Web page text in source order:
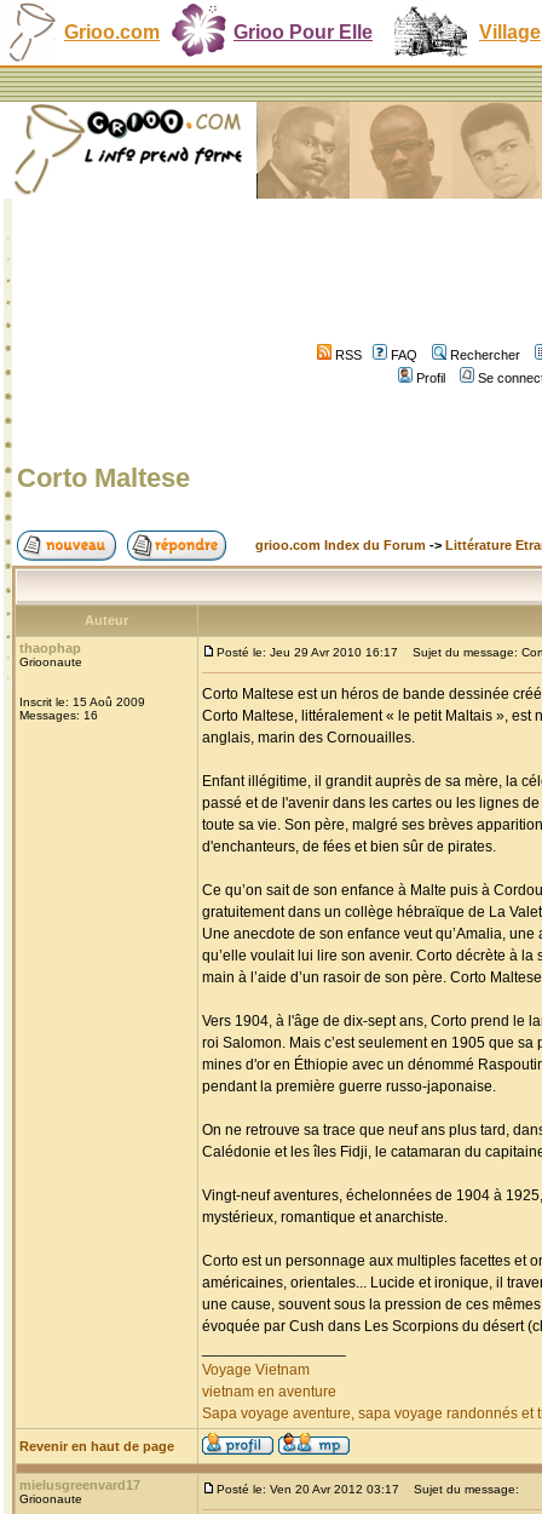
Grioo.com Grioo Pour Elle Village
RSS FAQ
Rechercher
Profil
Se
Corto Maltese
grioo.com Index du Forum -> Littérature
Auteur
thaophap
Grioonaute
Inscrit le: 15 Aoû 2009
Messages: 16
Posté le: Jeu 29 Avr 2010 16:17 Sujet du message:
Corto Maltese est un héros de bande dessinée
Corto Maltese, littéralement « le petit Maltais », est
anglais, marin des Cornouailles.
Enfant illégitime, il grandit auprès de sa mère, la
passé et de l'avenir dans les cartes ou les lignes
toute sa vie. Son père, malgré ses brèves
d'enchanteurs, de fées et bien sûr de pirates.
Ce qu’on sait de son enfance à Malte puis à
gratuitement dans un collège hébraïque de La
Une anecdote de son enfance veut qu’Amalia,
qu’elle voulait lui lire son avenir. Corto décrète à
main à l’aide d’un rasoir de son père. Corto
Vers 1904, à l'âge de dix-sept ans, Corto prend le
roi Salomon. Mais c’est seulement en 1905 que
mines d'or en Éthiopie avec un dénommé
pendant la première guerre russo-japonaise.
On ne retrouve sa trace que neuf ans plus tard,
Calédonie et les îles Fidji, le catamaran du
Vingt-neuf aventures, échelonnées de 1904 à
mystérieux, romantique et anarchiste.
Corto est un personnage aux multiples facettes et
américaines, orientales... Lucide et ironique, il
une cause, souvent sous la pression de ces
évoquée par Cush dans Les Scorpions du désert
Voyage Vietnam
vietnam en aventure
Sapa voyage aventure, sapa voyage randonnés et
Revenir en haut de page
mielusgreenvard17
Grioonaute
Posté le: Ven 20 Avr 2012 03:17 Sujet du message: